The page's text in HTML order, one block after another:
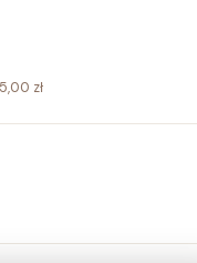
zł